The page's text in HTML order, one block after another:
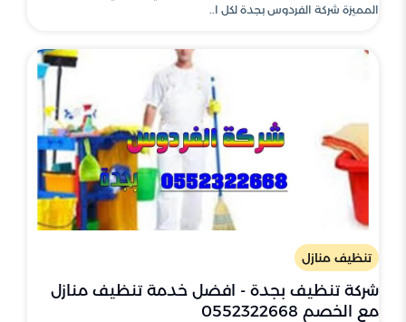
المميزة شركة الفردوس بجدة لكل ا..
تنظيف منازل
شركة تنظيف بجدة - افضل خدمة تنظيف منازل
مع الخصم 0552322668